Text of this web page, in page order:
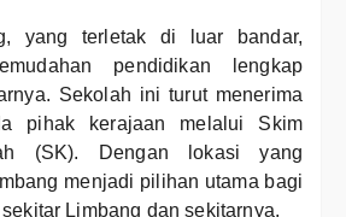
yang terletak di luar bandar,
pendidikan lengkap
Sekolah ini turut menerima
pihak kerajaan melalui Skim
(SK). Dengan lokasi yang
menjadi pilihan utama bagi
Limbang dan sekitarnya.